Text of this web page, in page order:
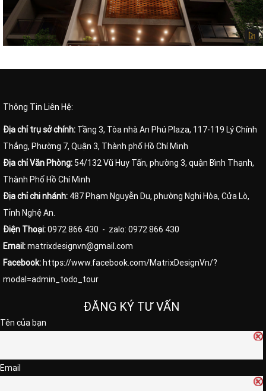
Thông Tin Liên Hệ:
Địa chỉ trụ sở chính: Tầng 3, Tòa nhà An Phú Plaza, 117-119 Lý Chính
Thắng, Phường 7, Quận 3, Thành phố Hồ Chí Minh
Địa chỉ Văn Phòng: 54/132 Vũ Huy Tấn, phường 3, quận Bình Thạnh,
Thành Phố Hồ Chí Minh
Địa chỉ chi nhánh: 487 Phạm Nguyễn Du, phường Nghi Hòa, Cửa Lò,
Tỉnh Nghệ An.
Điện Thoại:0972 866 430 - zalo: 0972 866 430
Email:matrixdesignvn@gmail.com
Facebook: https://www.facebook.com/MatrixDesignVn/?
modal=admin_todo_tour
ĐĂNG KÝ TƯ VẤN
Tên của bạn
Email